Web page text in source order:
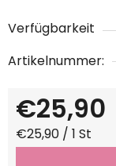
Verfügbarkeit
Artikelnummer:
€25,90
Verkaufspreis:
€25,90 / 1 St